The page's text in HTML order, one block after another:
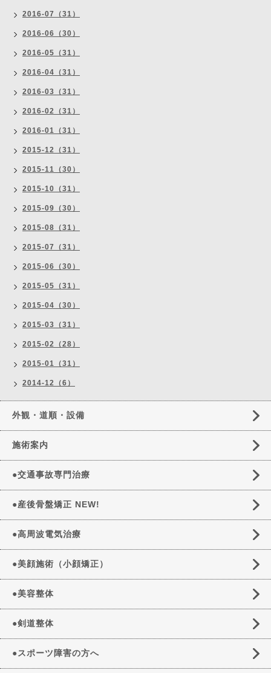
2016-07（31）
2016-06（30）
2016-05（31）
2016-04（31）
2016-03（31）
2016-02（31）
2016-01（31）
2015-12（31）
2015-11（30）
2015-10（31）
2015-09（30）
2015-08（31）
2015-07（31）
2015-06（30）
2015-05（31）
2015-04（30）
2015-03（31）
2015-02（28）
2015-01（31）
2014-12（6）
外観・道順・設備
施術案内
●交通事故専門治療
●産後骨盤矯正 NEW!
●高周波電気治療
●美顔施術（小顔矯正）
●美容整体
●剣道整体
●スポーツ障害の方へ